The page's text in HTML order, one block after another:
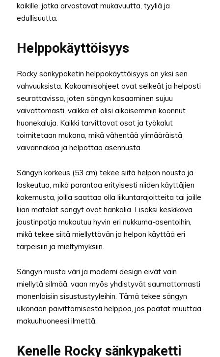
kaikille, jotka arvostavat mukavuutta, tyyliä ja
edullisuutta.
Helppokäyttöisyys
Rocky sänkypaketin helppokäyttöisyys on yksi sen
vahvuuksista. Kokoamisohjeet ovat selkeät ja helposti
seurattavissa, joten sängyn kasaaminen sujuu
vaivattomasti, vaikka et olisi aikaisemmin koonnut
huonekaluja. Kaikki tarvittavat osat ja työkalut
toimitetaan mukana, mikä vähentää ylimääräistä
vaivannäköä ja helpottaa asennusta.
Sängyn korkeus (53 cm) tekee siitä helpon nousta ja
laskeutua, mikä parantaa erityisesti niiden käyttäjien
kokemusta, joilla saattaa olla liikuntarajoitteita tai joille
liian matalat sängyt ovat hankalia. Lisäksi keskikova
joustinpatja mukautuu hyvin eri nukkuma-asentoihin,
mikä tekee siitä miellyttävän ja helpon käyttää eri
tarpeisiin ja mieltymyksiin.
Sängyn musta väri ja moderni design eivät vain
miellytä silmää, vaan myös yhdistyvät saumattomasti
monenlaisiin sisustustyyleihin. Tämä tekee sängyn
ulkonäön päivittämisestä helppoa, jos päätät muuttaa
makuuhuoneesi ilmettä.
Kenelle Rocky sänkypaketti